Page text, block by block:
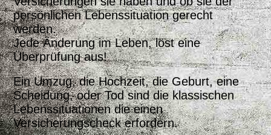
persönlichen Lebenssituation gerecht
werden.
Jede Änderung im Leben, löst eine
Überprüfung aus!
Ein Umzug, die Hochzeit, die Geburt, eine
Scheidung, oder Tod sind die klassischen
Lebenssituationen die einen
Versicherungscheck erfordern.